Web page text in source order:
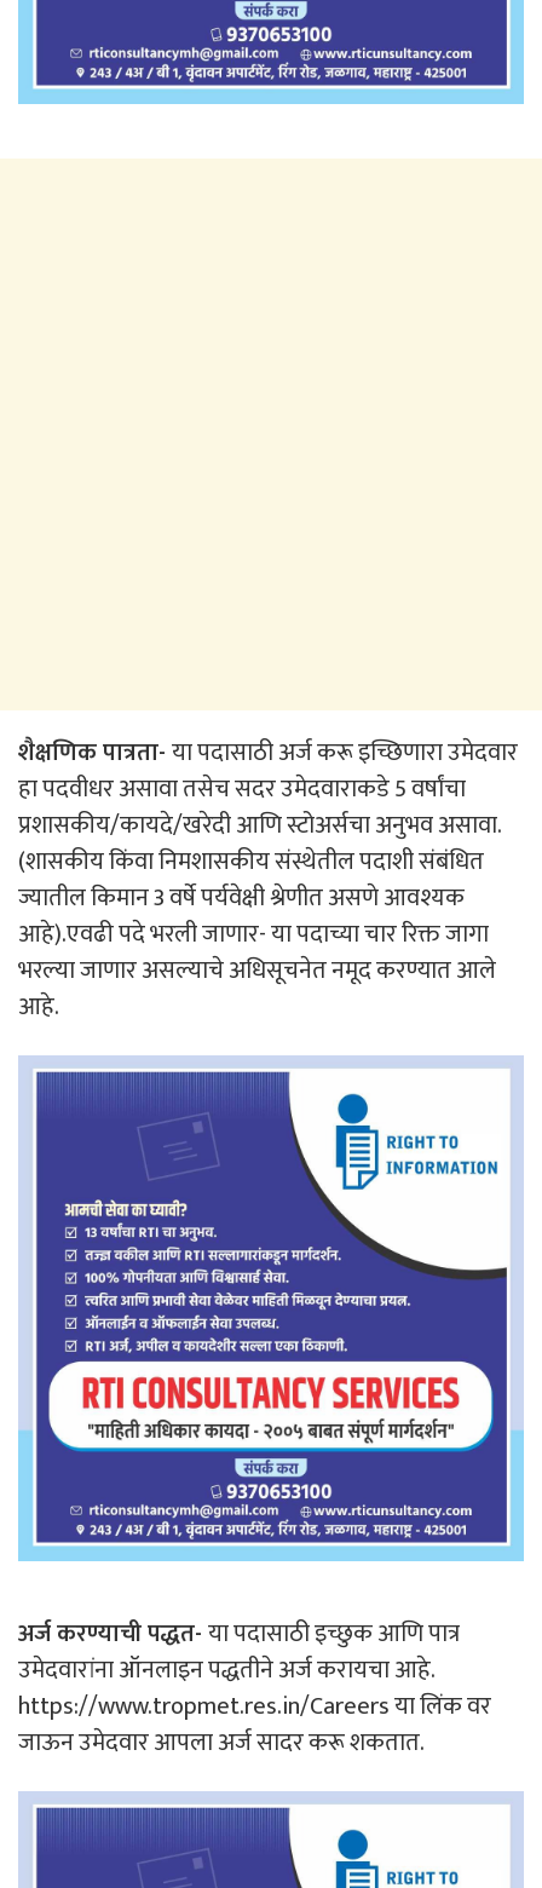
शैक्षणिक पात्रता-या पदासाठी अर्ज करू इच्छिणारा उमेदवार
हा पदवीधर असावा तसेच सदर उमेदवाराकडे 5 वर्षांचा
प्रशासकीय/कायदे/खरेदी आणि स्टोअर्सचा अनुभव असावा.
(शासकीय किंवा निमशासकीय संस्थेतील पदाशी संबंधित
ज्यातील किमान 3 वर्षे पर्यवेक्षी श्रेणीत असणे आवश्यक
आहे).एवढी पदे भरली जाणार- या पदाच्या चार रिक्त जागा
भरल्या जाणार असल्याचे अधिसूचनेत नमूद करण्यात आले
आहे.
अर्ज करण्याची पद्धत-या पदासाठी इच्छुक आणि पात्र
उमेदवारांना ऑनलाइन पद्धतीने अर्ज करायचा आहे.
https://www.tropmet.res.in/Careers या लिंक वर
जाऊन उमेदवार आपला अर्ज सादर करू शकतात.